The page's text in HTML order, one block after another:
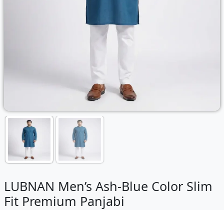
LUBNAN Men’s Ash-Blue Color Slim
Fit Premium Panjabi